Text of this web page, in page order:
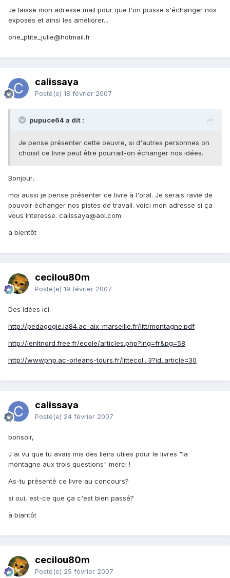
Je laisse mon adresse mail pour que l'on puisse s'échanger nos
exposés et ainsi les améliorer...
one_ptite_julie@hotmail.fr
calissaya
Posté(e) 18 février 2007
pupuce64 a dit :
Je pense présenter cette oeuvre, si d'autres personnes on
choisit ce livre peut être pourrait-on échanger nos idées.
Bonjour,
moi aussi je pense présenter ce livre à l'oral. Je serais ravie de
pouvoir échanger nos pistes de travail. voici mon adresse si ça
vous interesse. calissaya@aol.com
a bientôt
cecilou80m
Posté(e) 19 février 2007
Des idées ici:
http://pedagogie.ia84.ac-aix-marseille.fr/litt/montagne.pdf
http://ienltnord.free.fr/ecole/articles.php?lng=fr&pg=58
http://wwwphp.ac-orleans-tours.fr/littecol...3?id_article=30
calissaya
Posté(e) 24 février 2007
bonsoir,
J'ai vu que tu avais mis des liens utiles pour le livres "la
montagne aux trois questions" merci !
As-tu présenté ce livre au concours?
si oui, est-ce que ça c'est bien passé?
à biantôt
cecilou80m
Posté(e) 25 février 2007